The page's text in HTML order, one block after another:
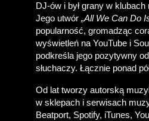
DJ-ów i był grany w klubach
Jego utwór „All We Can Do
popularność, gromadząc
wyświetleń na YouTube i
podkreśla jego pozytywny
słuchaczy. Łącznie ponad
Od lat tworzy autorską
w sklepach i serwisach
Beatport, Spotify, iTunes,